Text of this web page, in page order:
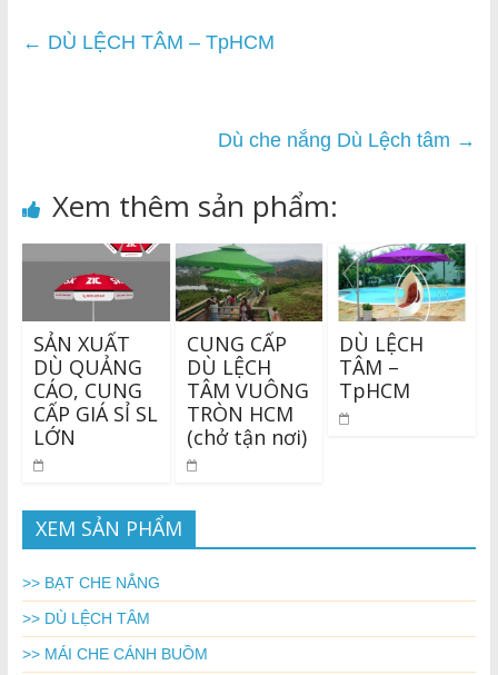
← DÙ LỆCH TÂM – TpHCM
Dù che nắng Dù Lệch tâm →
Xem thêm sản phẩm:
SẢN XUẤT
DÙ QUẢNG
CÁO, CUNG
CẤP GIÁ SỈ SL
LỚN
CUNG CẤP
DÙ LỆCH
TÂM VUÔNG
TRÒN HCM
(chở tận nơi)
DÙ LỆCH
TÂM –
TpHCM
XEM SẢN PHẨM
>> BẠT CHE NẮNG
>> DÙ LỆCH TÂM
>> MÁI CHE CÁNH BUỒM